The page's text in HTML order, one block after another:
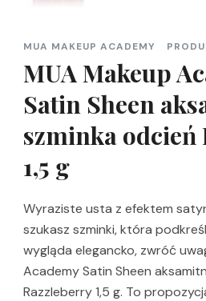
MUA MAKEUP ACADEMY
MUA Makeup
Satin Sheen
szminka odcień
1,5 g
Wyraziste usta z efektem
szukasz szminki, która
wygląda elegancko, zwróć
Academy Satin Sheen
Razzleberry 1,5 g. To